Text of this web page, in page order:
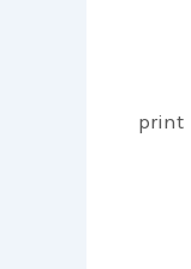
print